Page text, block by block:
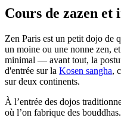
Cours de zazen
Zen Paris est un petit dojo de
un moine ou une nonne zen,
minimal — avant tout, la
d'entrée sur la Kosen sangha,
sur deux continents.
À l’entrée des dojos
où l’on fabrique des